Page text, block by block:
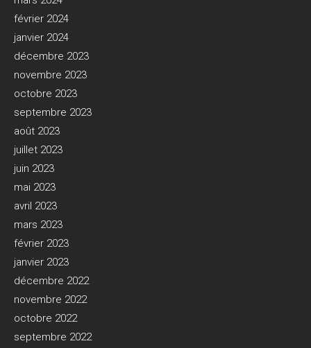
février 2024
janvier 2024
décembre 2023
novembre 2023
octobre 2023
septembre 2023
août 2023
juillet 2023
juin 2023
mai 2023
avril 2023
mars 2023
février 2023
janvier 2023
décembre 2022
novembre 2022
octobre 2022
septembre 2022